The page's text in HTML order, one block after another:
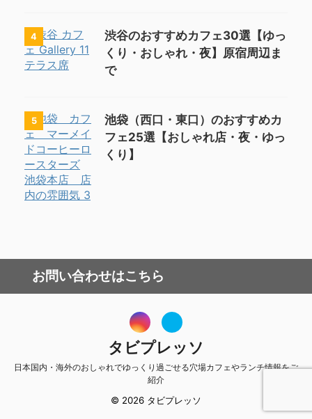
4
渋谷のおすすめカフェ30選【ゆっ
くり・おしゃれ・夜】原宿周辺ま
で
5
池袋（西口・東口）のおすすめカ
フェ25選【おしゃれ店・夜・ゆっ
くり】
お問い合わせはこちら
タビプレッソ
日本国内・海外のおしゃれでゆっくり過ごせる穴場カフェやランチ情報をご
紹介
© 2026 タビプレッソ